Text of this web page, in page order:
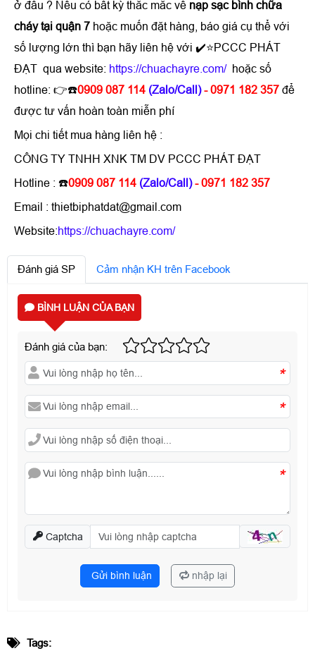
ở đâu ? Nếu có bất kỳ thắc mắc về nạp sạc bình chữa
cháy tại quận 7 hoặc muốn đặt hàng, báo giá cụ thể với
số lượng lớn thì bạn hãy liên hệ với ✔️⭐PCCC PHÁT
ĐẠT qua website: https://chuachayre.com/ hoặc số
hotline: 👉☎️0909 087 114 (Zalo/Call) - 0971 182 357 để
được tư vấn hoàn toàn miễn phí
Mọi chi tiết mua hàng liên hệ :
CÔNG TY TNHH XNK TM DV PCCC PHÁT ĐẠT
Hotline : ☎️0909 087 114 (Zalo/Call) - 0971 182 357
Email : thietbiphatdat@gmail.com
Website:https://chuachayre.com/
Đánh giá SP Cảm nhận KH trên Facebook
BÌNH LUẬN CỦA BẠN
Đánh giá của bạn:
*
*
*
Captcha
Gửi bình luận nhập lại
Tags: